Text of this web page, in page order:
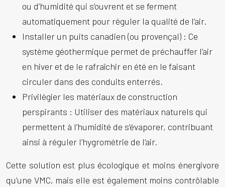
ou d’humidité qui s’ouvrent et se ferment
automatiquement pour réguler la qualité de l’air.
Installer un puits canadien (ou provençal) : Ce
système géothermique permet de préchauffer l’air
en hiver et de le rafraîchir en été en le faisant
circuler dans des conduits enterrés.
Privilégier les matériaux de construction
perspirants : Utiliser des matériaux naturels qui
permettent à l’humidité de s’évaporer, contribuant
ainsi à réguler l’hygrométrie de l’air.
Cette solution est plus écologique et moins énergivore
qu’une VMC, mais elle est également moins contrôlable